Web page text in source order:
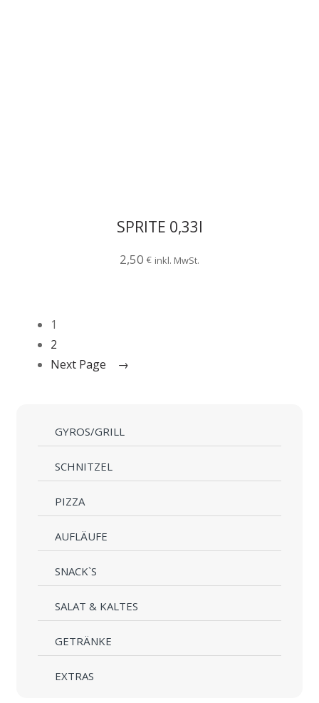
SPRITE 0,33l
2,50 € inkl. MwSt.
1
2
Next Page →
GYROS/GRILL
SCHNITZEL
PIZZA
AUFLÄUFE
SNACK`S
SALAT & KALTES
GETRÄNKE
EXTRAS